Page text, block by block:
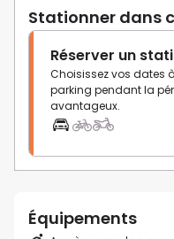
Stationner dans
Réserver un
Choisissez vos dates
parking pendant la
avantageux.
Équipements